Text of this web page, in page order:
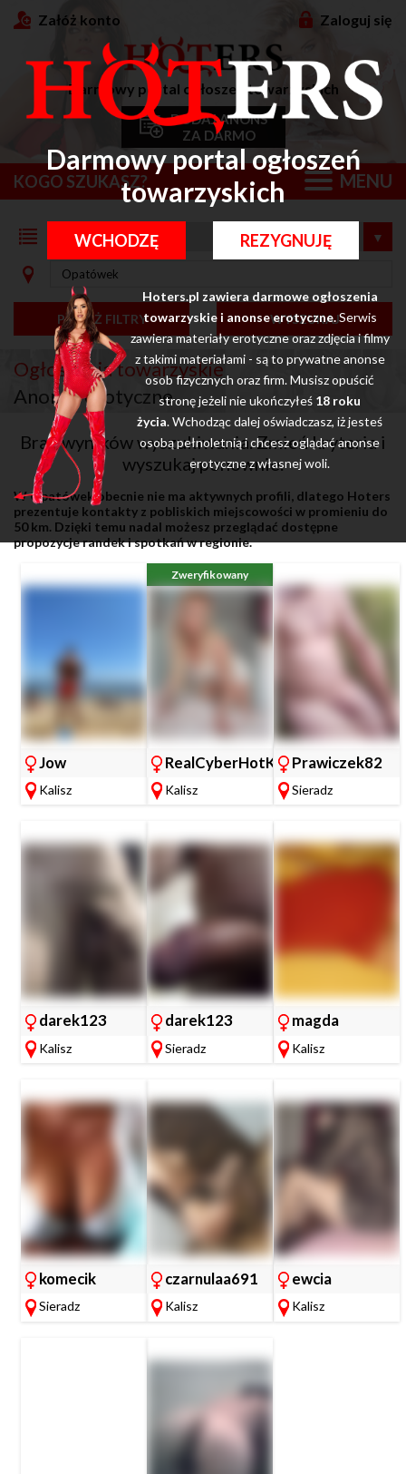
Darmowy portal ogłoszeń
towarzyskich
WCHODZĘ REZYGNUJĘ
Hoters.pl zawiera darmowe ogłoszenia
towarzyskie i anonse erotyczne.Serwis
zawiera materiały erotyczne oraz zdjęcia i filmy
z takimi materiałami - są to prywatne anonse
osob fizycznych oraz firm. Musisz opuścić
stronę jeżeli nie ukończyłeś 18 roku
życia. Wchodząc dalej oświadczasz, iż jesteś
osobą pełnoletnią i chcesz oglądać anonse
erotyczne z własnej woli.
Załóż konto Zaloguj się
Darmowy portal ogłoszeń towarzyskich
DODAJ ANONS
ZA DARMO
KOGO SZUKASZ? MENU
POKAŻ FILTRY WYSZUKAJ
Ogłoszenia towarzyskie
Anonse erotyczne
Brak wyników wyszukiwania. Zmień kryteria i
wyszukaj ponownie.
W Opatówek obecnie nie ma aktywnych profili, dlatego Hoters
prezentuje kontakty z pobliskich miejscowości w promieniu do
50 km. Dzięki temu nadal możesz przeglądać dostępne
propozycje randek i spotkań w regionie.
Jow
Kalisz
Zweryfikowany
RealCyberHotKicia
Kalisz
Prawiczek82
Sieradz
darek123
Kalisz
darek123
Sieradz
magda
Kalisz
komecik
Sieradz
czarnulaa691
Kalisz
ewcia
Kalisz